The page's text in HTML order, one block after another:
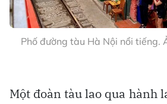
Phố đường tàu Hà Nội nổi tiếng.
Một đoàn tàu lao qua hành